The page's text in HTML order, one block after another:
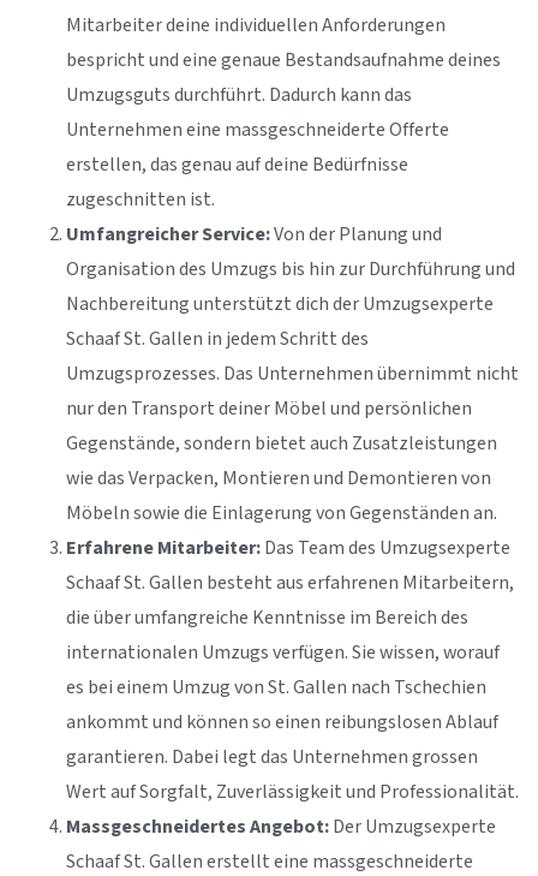
Mitarbeiter deine individuellen Anforderungen
bespricht und eine genaue Bestandsaufnahme deines
Umzugsguts durchführt. Dadurch kann das
Unternehmen eine massgeschneiderte Offerte
erstellen, das genau auf deine Bedürfnisse
zugeschnitten ist.
Umfangreicher Service:Von der Planung und
Organisation des Umzugs bis hin zur Durchführung und
Nachbereitung unterstützt dich der Umzugsexperte
Schaaf St. Gallen in jedem Schritt des
Umzugsprozesses. Das Unternehmen übernimmt nicht
nur den Transport deiner Möbel und persönlichen
Gegenstände, sondern bietet auch Zusatzleistungen
wie das Verpacken, Montieren und Demontieren von
Möbeln sowie die Einlagerung von Gegenständen an.
Erfahrene Mitarbeiter:Das Team des Umzugsexperte
Schaaf St. Gallen besteht aus erfahrenen Mitarbeitern,
die über umfangreiche Kenntnisse im Bereich des
internationalen Umzugs verfügen. Sie wissen, worauf
es bei einem Umzug von St. Gallen nach Tschechien
ankommt und können so einen reibungslosen Ablauf
garantieren. Dabei legt das Unternehmen grossen
Wert auf Sorgfalt, Zuverlässigkeit und Professionalität.
Massgeschneidertes Angebot:Der Umzugsexperte
Schaaf St. Gallen erstellt eine massgeschneiderte